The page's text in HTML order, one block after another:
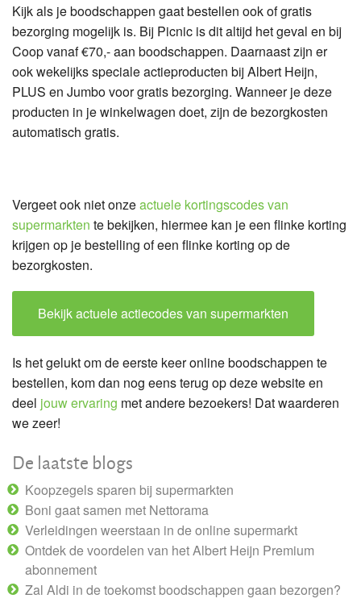
Kijk als je boodschappen gaat bestellen ook of gratis
bezorging mogelijk is. Bij Picnic is dit altijd het geval en bij
Coop vanaf €70,- aan boodschappen. Daarnaast zijn er
ook wekelijks speciale actieproducten bij Albert Heijn,
PLUS en Jumbo voor gratis bezorging. Wanneer je deze
producten in je winkelwagen doet, zijn de bezorgkosten
automatisch gratis.
Vergeet ook niet onzeactuele kortingscodes van
supermarkten te bekijken, hiermee kan je een flinke korting
krijgen op je bestelling of een flinke korting op de
bezorgkosten.
Bekijk actuele actiecodes van supermarkten
Is het gelukt om de eerste keer online boodschappen te
bestellen, kom dan nog eens terug op deze website en
deel jouw ervaring met andere bezoekers! Dat waarderen
we zeer!
De laatste blogs
Koopzegels sparen bij supermarkten
Boni gaat samen met Nettorama
Verleidingen weerstaan in de online supermarkt
Ontdek de voordelen van het Albert Heijn Premium
abonnement
Zal Aldi in de toekomst boodschappen gaan bezorgen?